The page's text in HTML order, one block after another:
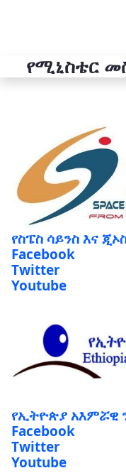
የሚኒስቴር
የስፔስ ሳይንስ እና
Facebook
Twitter
Youtube
የኢትዮጵያ አእምሯዊ
Facebook
Twitter
Youtube